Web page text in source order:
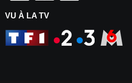
VU À LA TV